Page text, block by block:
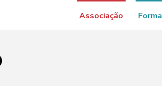
Associação